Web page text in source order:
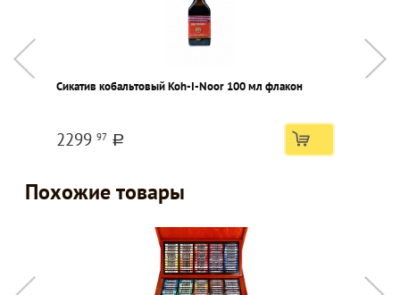
Сикатив кобальтовый Koh-I-Noor 100 мл флакон
2299 97 a
Похожие товары